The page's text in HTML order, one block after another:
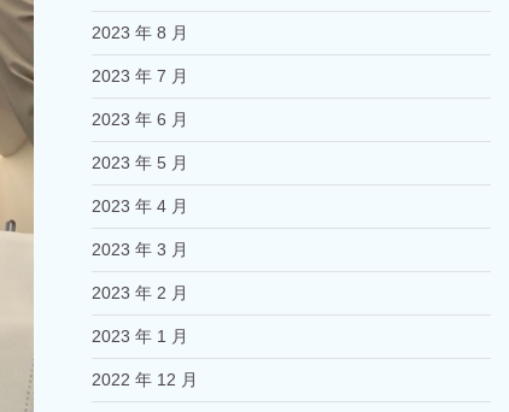
2023 年 8 月
2023 年 7 月
2023 年 6 月
2023 年 5 月
2023 年 4 月
2023 年 3 月
2023 年 2 月
2023 年 1 月
2022 年 12 月